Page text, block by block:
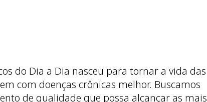
do Dia a Dia nasceu para tornar a vida das
com doenças crônicas melhor. Buscamos
de qualidade que possa alcançar as mais